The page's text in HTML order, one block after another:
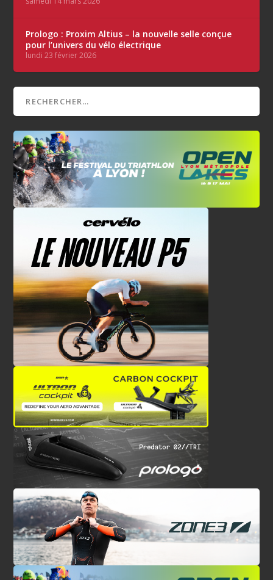
Prologo : Proxim Altius – la nouvelle selle conçue
pour l’univers du vélo électrique
lundi 23 février 2026